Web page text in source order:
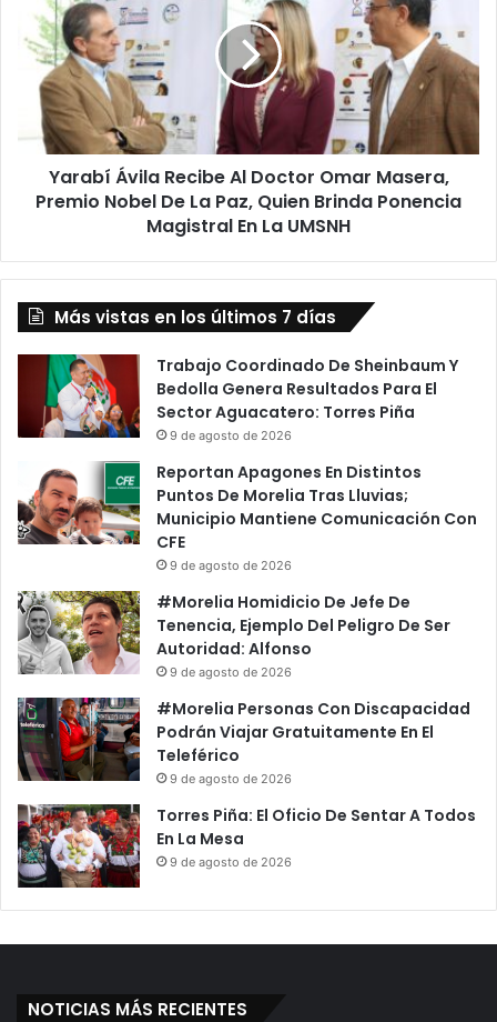
Recibe
Al
Doctor
Omar
Masera,
Premio
Nobel
Brinda
Magistral
En
UMSNH
Yarabí Ávila Recibe Al Doctor Omar Masera,
Premio Nobel De La Paz, Quien Brinda Ponencia
Magistral En La UMSNH
Más vistas en los últimos 7 días
Trabajo Coordinado De Sheinbaum Y
Bedolla Genera Resultados Para El
Sector Aguacatero: Torres Piña
9 de agosto de 2026
Reportan Apagones En Distintos
Puntos De Morelia Tras Lluvias;
Municipio Mantiene Comunicación Con
CFE
9 de agosto de 2026
#Morelia Homidicio De Jefe De
Tenencia, Ejemplo Del Peligro De Ser
Autoridad: Alfonso
9 de agosto de 2026
#Morelia Personas Con Discapacidad
Podrán Viajar Gratuitamente En El
Teleférico
9 de agosto de 2026
Torres Piña: El Oficio De Sentar A Todos
En La Mesa
9 de agosto de 2026
NOTICIAS MÁS RECIENTES